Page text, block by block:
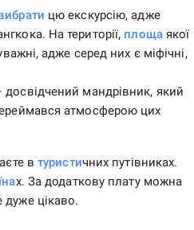
цю екскурсію, адже
На території, площаякої
адже серед них є міфічні,
мандрівник, який
атмосферою цих
втуристичних путівниках.
х. За додаткову плату можна
цікаво.